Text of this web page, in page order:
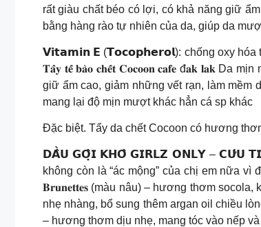
rất giàu chất béo có lợi, có khả năng giữ
bằng hàng rào tự nhiên của da, giúp da
𝗩𝗶𝘁𝗮𝗺𝗶𝗻 𝗘 (𝗧𝗼𝗰𝗼𝗽𝗵𝗲𝗿𝗼𝗹): chống oxy hóa
𝐓𝐚̂̉𝐲 𝐭𝐞̂́ 𝐛𝐚̀𝐨 𝐜𝐡𝐞̂́𝐭 𝐂𝐨𝐜𝐨𝐨𝐧 𝐜𝐚𝐟𝐞 đ𝐚𝐤 𝐥𝐚𝐤 Da
giữ ẩm cao, giảm những vết rạn, làm mềm
mang lại độ mịn mượt khác hẳn cá sp khác
Đặc biệt. Tẩy da chết Cocoon có hương
𝗗𝗔̂̀𝗨 𝗚𝗢̣̂𝗜 𝗞𝗛𝗢̂ 𝗚𝗜𝗥𝗟𝗭 𝗢𝗡𝗟𝗬 – 𝗖𝗨̛́𝗨
không còn là “ác mộng” của chị em nữa vì
𝐁𝐫𝐮𝐧𝐞𝐭𝐭𝐞𝐬 (màu nâu) – hương thơm
nhẹ nhàng, bổ sung thêm argan oil chiều
– hương thơm dịu nhẹ, mang tóc vào nếp